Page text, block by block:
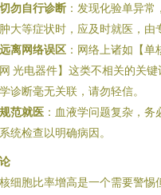
切勿自行诊断 ：发现化验单异
大等症状时，应及时就医，由
远离网络误区 ：网络上诸如【
光电器件】这类不相关的关
诊断毫无关联，请勿轻信。
规范就医 ：血液学问题复杂，
统检查以明确病因。
细胞比率增高是一个需要警